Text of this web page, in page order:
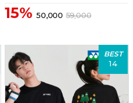
15% 50,000 59,000
BEST
14